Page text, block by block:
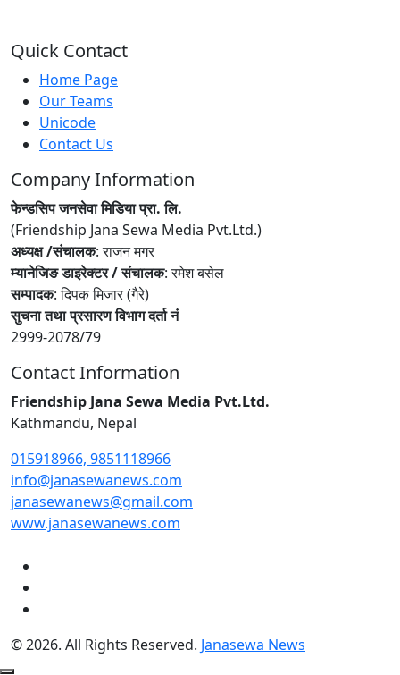
Quick Contact
Home Page
Our Teams
Unicode
Contact Us
Company Information
फेन्डसिप जनसेवा मिडिया प्रा. लि.
(Friendship Jana Sewa Media Pvt.Ltd.)
अध्यक्ष /संचालक: राजन मगर
म्यानेजिङ डाइरेक्टर / संचालक: रमेश बसेल
सम्पादक: दिपक मिजार (गैरे)
सुचना तथा प्रसारण विभाग दर्ता नं
2999-2078/79
Contact Information
Friendship Jana Sewa Media Pvt.Ltd.
Kathmandu, Nepal
015918966, 9851118966
info@janasewanews.com
janasewanews@gmail.com
www.janasewanews.com
© 2026. All Rights Reserved. Janasewa News